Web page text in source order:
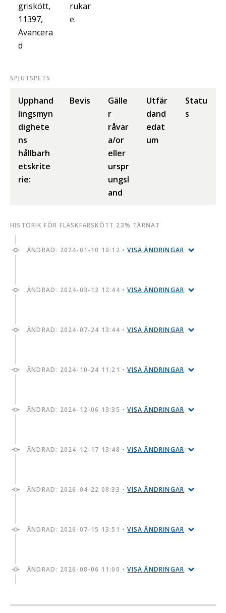
griskött,
11397,
Avancera
d
rukar
e.
SPJUTSPETS
Upphand
lingsmyn
dighete
ns
hållbarh
etskrite
rie:
Bevis
Gälle
r
råvar
a/or
eller
urspr
ungsl
and
Utfär
dand
edat
um
Statu
s
HISTORIK FÖR FLÄSKFÄRSKÖTT 23% TÄRNAT
ÄNDRAD: 2024-01-10 10:12 •VISA ÄNDRINGAR
ÄNDRAD: 2024-03-12 12:44 •VISA ÄNDRINGAR
ÄNDRAD: 2024-07-24 13:44 •VISA ÄNDRINGAR
ÄNDRAD: 2024-10-24 11:21 •VISA ÄNDRINGAR
ÄNDRAD: 2024-12-06 13:35 •VISA ÄNDRINGAR
ÄNDRAD: 2024-12-17 13:48 •VISA ÄNDRINGAR
ÄNDRAD: 2026-04-22 08:33 •VISA ÄNDRINGAR
ÄNDRAD: 2026-07-15 13:51 •VISA ÄNDRINGAR
ÄNDRAD: 2026-08-06 11:00 •VISA ÄNDRINGAR